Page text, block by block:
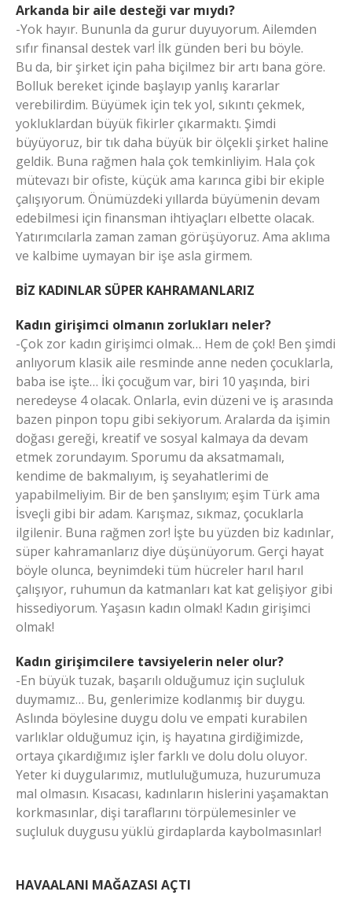
Arkanda bir aile desteği var mıydı?
-Yok hayır. Bununla da gurur duyuyorum. Ailemden
sıfır finansal destek var! İlk günden beri bu böyle.
Bu da, bir şirket için paha biçilmez bir artı bana göre.
Bolluk bereket içinde başlayıp yanlış kararlar
verebilirdim. Büyümek için tek yol, sıkıntı çekmek,
yokluklardan büyük fikirler çıkarmaktı. Şimdi
büyüyoruz, bir tık daha büyük bir ölçekli şirket haline
geldik. Buna rağmen hala çok temkinliyim. Hala çok
mütevazı bir ofiste, küçük ama karınca gibi bir ekiple
çalışıyorum. Önümüzdeki yıllarda büyümenin devam
edebilmesi için finansman ihtiyaçları elbette olacak.
Yatırımcılarla zaman zaman görüşüyoruz. Ama aklıma
ve kalbime uymayan bir işe asla girmem.
BİZ KADINLAR SÜPER KAHRAMANLARIZ
Kadın girişimci olmanın zorlukları neler?
-Çok zor kadın girişimci olmak… Hem de çok! Ben şimdi
anlıyorum klasik aile resminde anne neden çocuklarla,
baba ise işte… İki çocuğum var, biri 10 yaşında, biri
neredeyse 4 olacak. Onlarla, evin düzeni ve iş arasında
bazen pinpon topu gibi sekiyorum. Aralarda da işimin
doğası gereği, kreatif ve sosyal kalmaya da devam
etmek zorundayım. Sporumu da aksatmamalı,
kendime de bakmalıyım, iş seyahatlerimi de
yapabilmeliyim. Bir de ben şanslıyım; eşim Türk ama
İsveçli gibi bir adam. Karışmaz, sıkmaz, çocuklarla
ilgilenir. Buna rağmen zor! İşte bu yüzden biz kadınlar,
süper kahramanlarız diye düşünüyorum. Gerçi hayat
böyle olunca, beynimdeki tüm hücreler harıl harıl
çalışıyor, ruhumun da katmanları kat kat gelişiyor gibi
hissediyorum. Yaşasın kadın olmak! Kadın girişimci
olmak!
Kadın girişimcilere tavsiyelerin neler olur?
-En büyük tuzak, başarılı olduğumuz için suçluluk
duymamız… Bu, genlerimize kodlanmış bir duygu.
Aslında böylesine duygu dolu ve empati kurabilen
varlıklar olduğumuz için, iş hayatına girdiğimizde,
ortaya çıkardığımız işler farklı ve dolu dolu oluyor.
Yeter ki duygularımız, mutluluğumuza, huzurumuza
mal olmasın. Kısacası, kadınların hislerini yaşamaktan
korkmasınlar, dişi taraflarını törpülemesinler ve
suçluluk duygusu yüklü girdaplarda kaybolmasınlar!
HAVAALANI MAĞAZASI AÇTI